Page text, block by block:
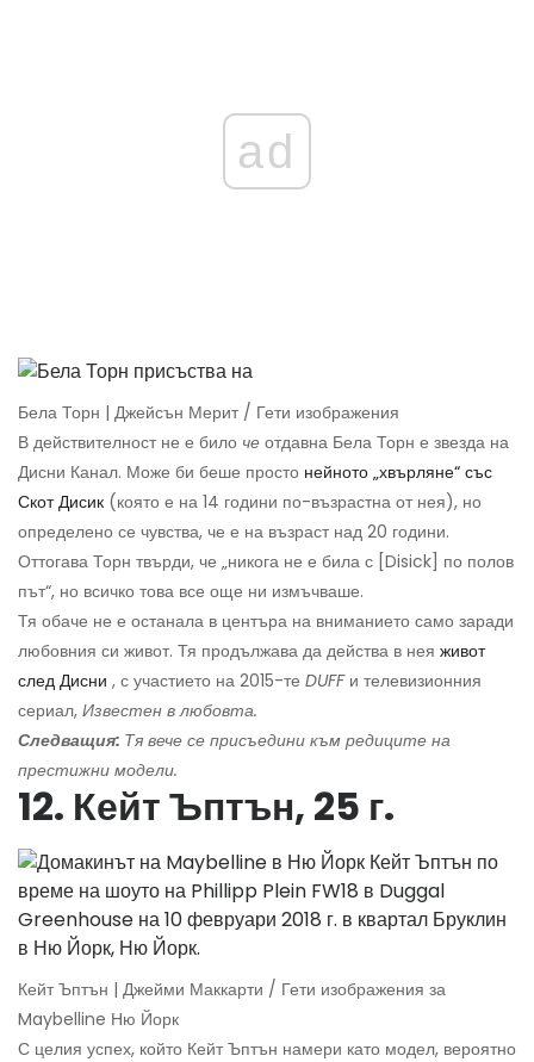
ad
Бела Торн | Джейсън Мерит / Гети изображения
В действителност не е било че отдавна Бела Торн е звезда на
Дисни Канал. Може би беше просто нейното „хвърляне“ със
Скот Дисик (която е на 14 години по-възрастна от нея), но
определено се чувства, че е на възраст над 20 години.
Оттогава Торн твърди, че „никога не е била с [Disick] по полов
път“, но всичко това все още ни измъчваше.
Тя обаче не е останала в центъра на вниманието само заради
любовния си живот. Тя продължава да действа в нея живот
след Дисни , с участието на 2015-те DUFFи телевизионния
сериал, Известен в любовта.
Следващия: Тя вече се присъедини към редиците на
престижни модели.
12. Кейт Ъптън, 25 г.
Кейт Ъптън | Джейми Маккарти / Гети изображения за
Maybelline Ню Йорк
С целия успех, който Кейт Ъптън намери като модел, вероятно